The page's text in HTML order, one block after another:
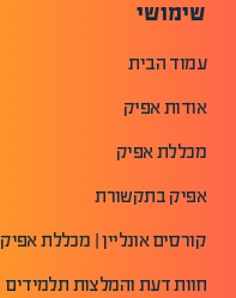
שימושי
עמוד הבית
אודות אפיק
מכללת אפיק
אפיק בתקשורת
קורסים אונליין | מכללת אפיק
חוות דעת והמלצות תלמידים